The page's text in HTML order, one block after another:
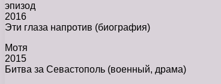
эпизод
2016
Эти глаза напротив (биография)
Мотя
2015
Битва за Севастополь (военный, драма)